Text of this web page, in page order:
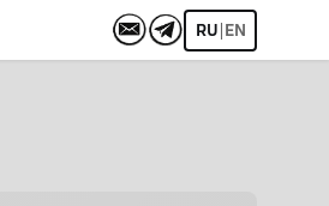
RU|EN